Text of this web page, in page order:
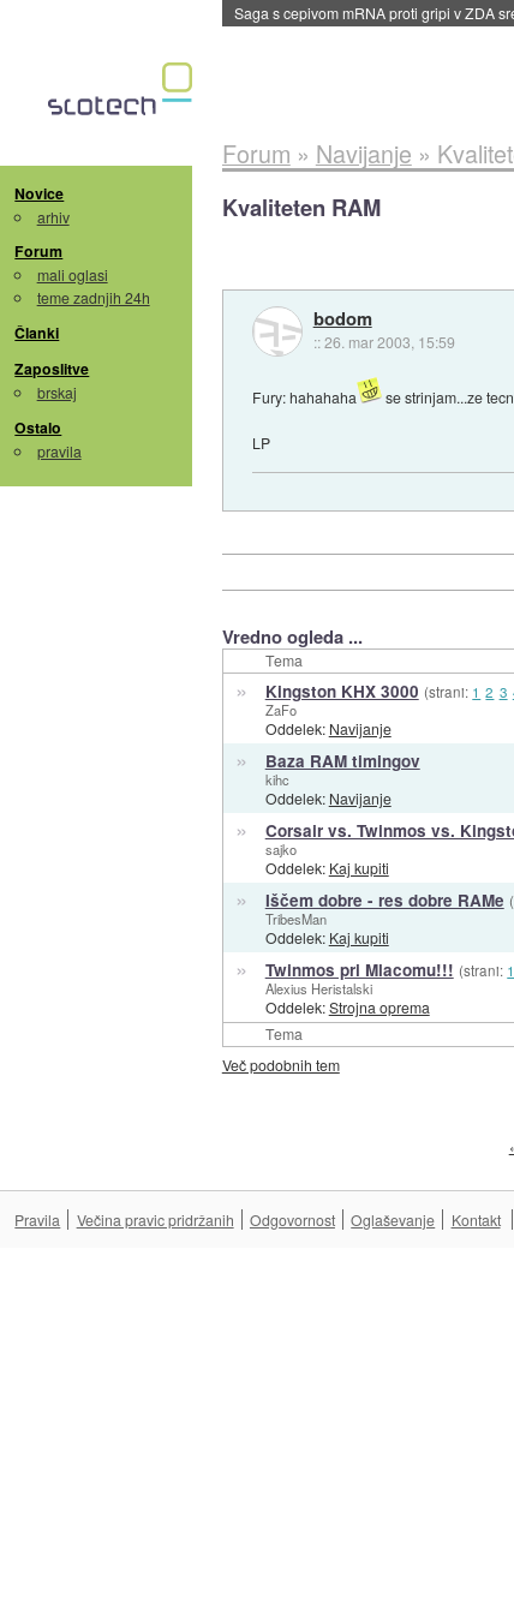
Saga s cepivom mRNA proti gripi v ZDA
Novice
arhiv
Forum
mali oglasi
teme zadnjih 24h
Članki
Zaposlitve
brskaj
Ostalo
pravila
Forum » Navijanje »
Kvaliteten RAM
bodom
::26. mar 2003, 15:59
Fury: hahahaha se strinjam...ze
LP
Vredno ogleda ...
Tema
Tema
» Kingston KHX 3000 (strani: 1 2 3
ZaFo
Oddelek: Navijanje
» Baza RAM timingov
kihc
Oddelek: Navijanje
» Corsair vs. Twinmos vs.
sajko
Oddelek: Kaj kupiti
» Iščem dobre - res dobre RAMe
TribesMan
Oddelek: Kaj kupiti
» Twinmos pri Mlacomu!!! (strani: 1
Alexius Heristalski
Oddelek:Strojna oprema
Več podobnih tem
Pravila Večina pravic pridržanih Odgovornost Oglaševanje Kontakt